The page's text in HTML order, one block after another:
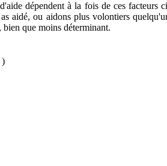
dépendent à la fois de ces facteurs
aidé, ou aidons plus volontiers
bien que moins déterminant.
)